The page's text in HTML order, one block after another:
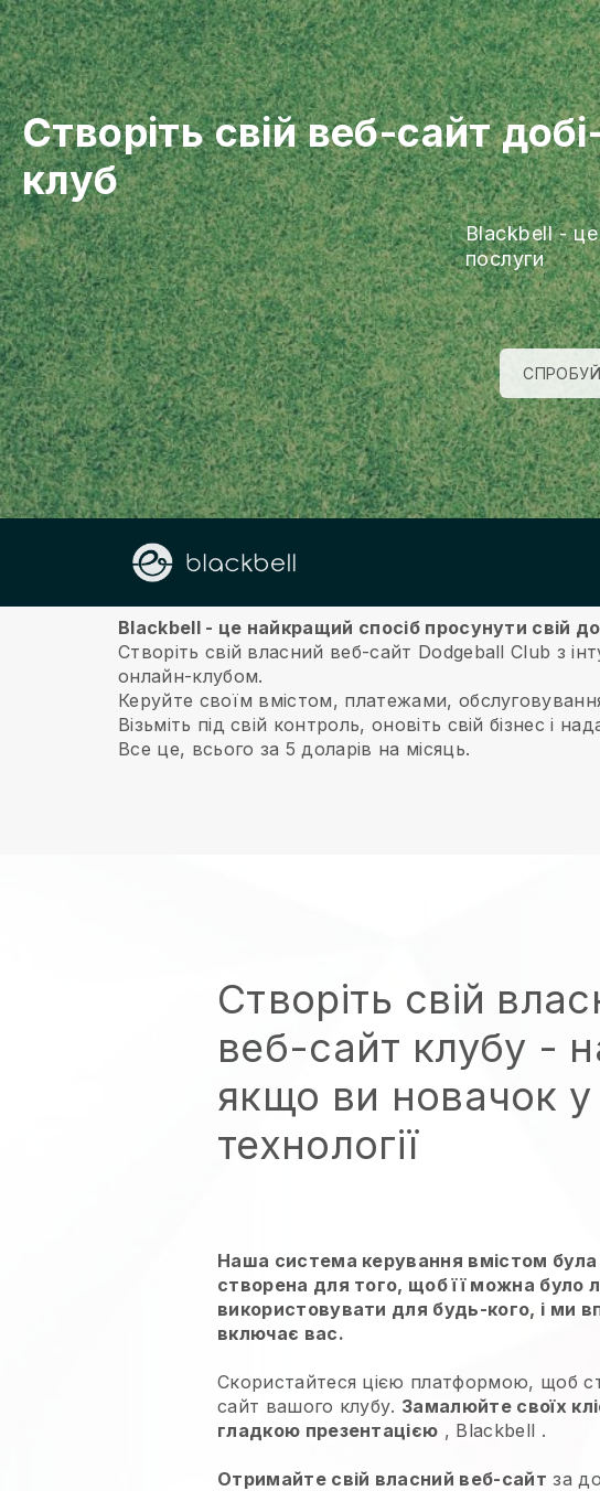
Створіть свій веб-сайт
клуб
Blackbell - це
послуги
Про нас
Blackbell - це найкращий спосіб просунути свій
Створіть свій власний веб-сайт Dodgeball Club з
онлайн-клубом.
Керуйте своїм вмістом, платежами,
Візьміть під свій контроль, оновіть свій бізнес і
Все це, всього за 5 доларів на місяць.
Створіть свій
веб-сайт клубу -
якщо ви новачок у
технології
Наша система керування вмістом
створена для того, щоб її можна було
використовувати для будь-кого, і ми
включає вас.
Скористайтеся цією платформою, щоб
сайт вашого клубу. Замалюйте своїх
гладкою презентацією , Blackbell .
Отримайте свій власний веб-сайт за